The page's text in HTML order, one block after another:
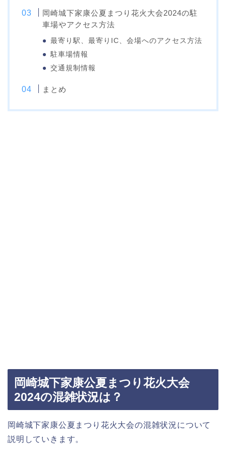
岡崎城下家康公夏まつり花火大会2024の駐
車場やアクセス方法
最寄り駅、最寄りIC、会場へのアクセス方法
駐車場情報
交通規制情報
まとめ
岡崎城下家康公夏まつり花火大会
2024の混雑状況は？
岡崎城下家康公夏まつり花火大会の混雑状況について
説明していきます。